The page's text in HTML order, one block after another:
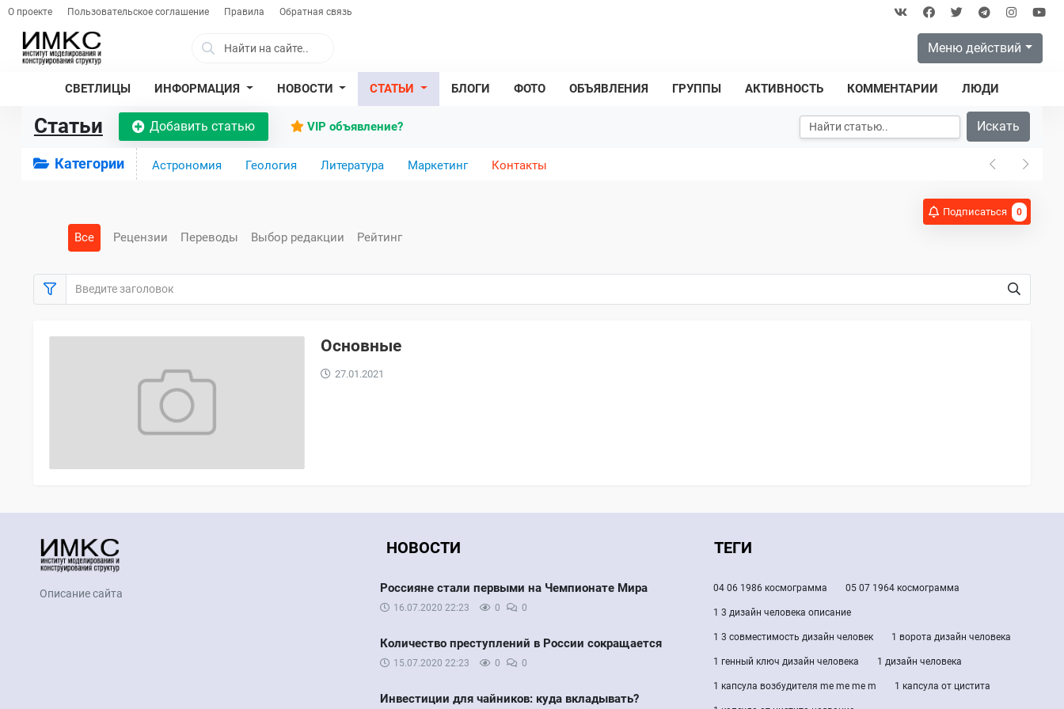
О проекте Пользовательское соглашение Правила Обратная связь
Меню действий
СВЕТЛИЦЫ ИНФОРМАЦИЯ НОВОСТИ СТАТЬИ БЛОГИ ФОТО ОБЪЯВЛЕНИЯ ГРУППЫ АКТИВНОСТЬ КОММЕНТАРИИ ЛЮДИ
Статьи Добавить статью VIP объявление? Искать
Категории Астрономия Геология Литература Маркетинг Контакты
Подписаться 0
Все Рецензии Переводы Выбор редакции Рейтинг
Основные
27.01.2021
Описание сайта
НОВОСТИ
Россияне стали первыми на Чемпионате Мира
16.07.2020 22:23 0 0
Количество преступлений в России сокращается
15.07.2020 22:23 0 0
Инвестиции для чайников: куда вкладывать?
ТЕГИ
04 06 1986 космограмма 05 07 1964 космограмма
1 3 дизайн человека описание
1 3 совместимость дизайн человек 1 ворота дизайн человека
1 генный ключ дизайн человека 1 дизайн человека
1 капсула возбудителя me me me m 1 капсула от цистита